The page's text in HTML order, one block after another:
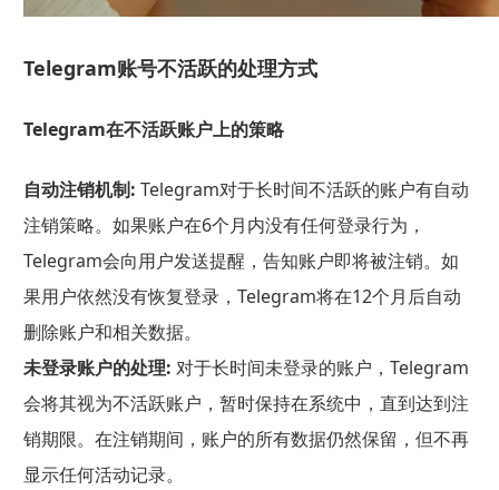
Telegram账号不活跃的处理方式
Telegram在不活跃账户上的策略
自动注销机制: Telegram对于长时间不活跃的账户有自动
注销策略。如果账户在6个月内没有任何登录行为，
Telegram会向用户发送提醒，告知账户即将被注销。如
果用户依然没有恢复登录，Telegram将在12个月后自动
删除账户和相关数据。
未登录账户的处理: 对于长时间未登录的账户，Telegram
会将其视为不活跃账户，暂时保持在系统中，直到达到注
销期限。在注销期间，账户的所有数据仍然保留，但不再
显示任何活动记录。